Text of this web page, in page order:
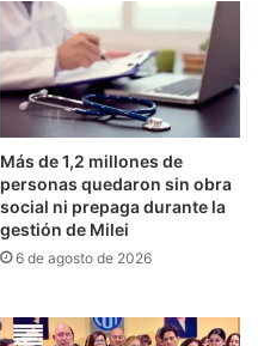
las organizaciones
en particular,
repartida en
Laferrere y
el golpe
sede ubicada en
Y c
empieza a buscar
, pero sin perder la
Más de 1,2 millones de
personas quedaron sin obra
social ni prepaga durante la
gestión de Milei
6 de agosto de 2026